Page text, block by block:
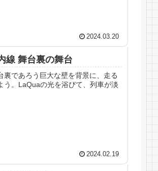
2024.03.20
線 舞台裏の舞台
裏であろう巨大な壁を背景に、走る
う。LaQuaの光を浴びて、列車が淡
2024.02.19